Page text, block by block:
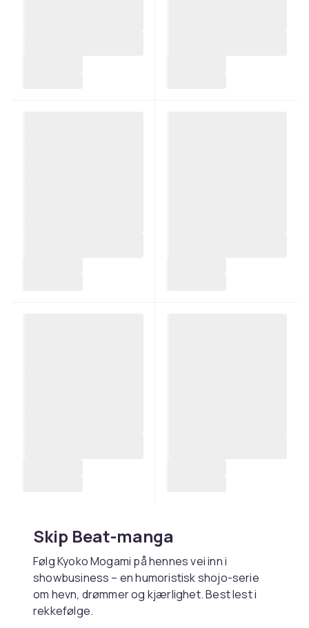
Skip Beat-manga
Følg Kyoko Mogami på hennes vei inn i
showbusiness – en humoristisk shojo-serie
om hevn, drømmer og kjærlighet. Best lest i
rekkefølge.